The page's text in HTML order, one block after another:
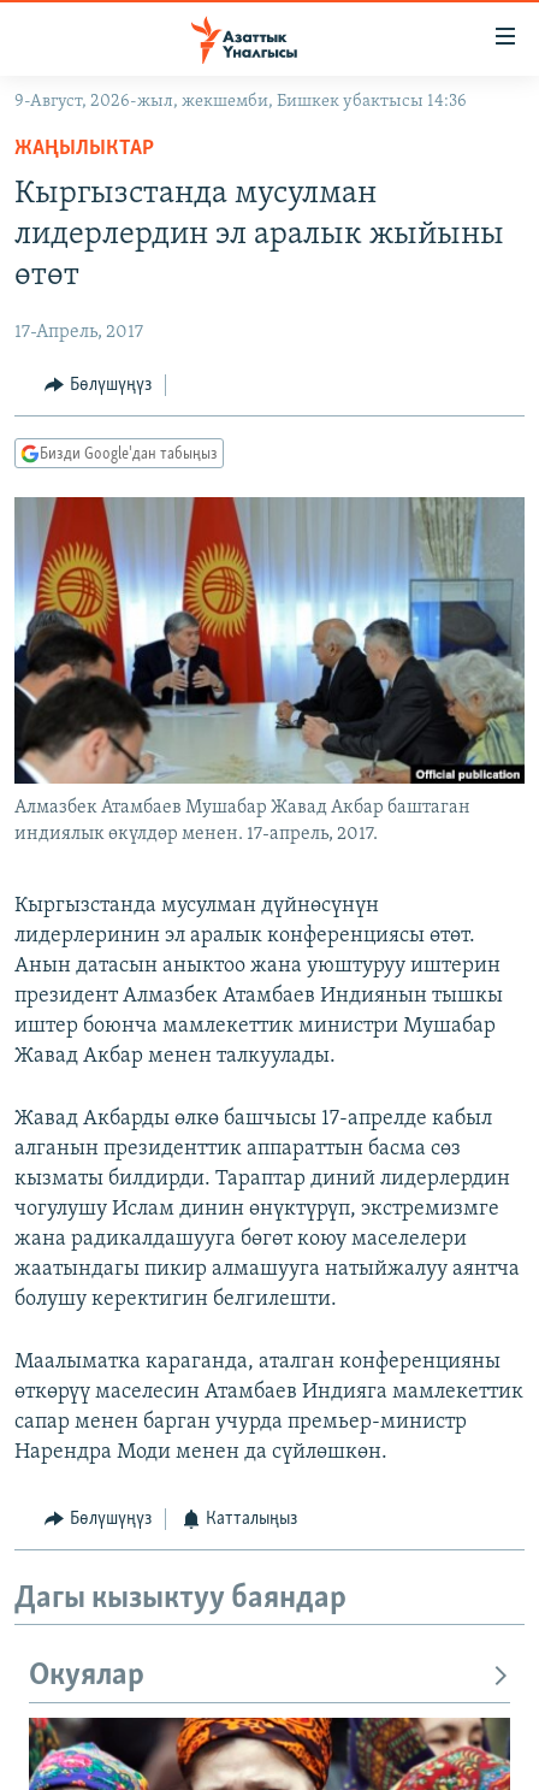
Навигацияга
өтүңүз
Издөөгө
салыңызКЫРГЫЗСТАН
МАДАНИЯТ
ДҮЙНӨ
УКРАИНА
ТВ ПРОГРАММАЛАР
БҮГҮН АЗАТТЫКТА
ДАНИСТЕ
ЭЖЕ-СИҢДИЛЕР
АЗАТТЫК+
ЫҢГАЙСЫЗ СУРООЛОР
ПОДКАСТ
Русский
ОНЛАЙН ШЕРИНЕ
ЭЕ/АРнун бардык сайттары
9-Август, 2026-жыл, жекшемби, Бишкек убактысы 14:36
ЖАҢЫЛЫКТАР
Кыргызстанда мусулман
лидерлердин эл аралык жыйыны
өтөт
17-Апрель, 2017
Бөлүшүңүз
Бизди Google'дан табыңыз
Алмазбек Атамбаев Мушабар Жавад Акбар баштаган
индиялык өкүлдөр менен. 17-апрель, 2017.
Кыргызстанда мусулман дүйнөсүнүн
лидерлеринин эл аралык конференциясы өтөт.
Анын датасын аныктоо жана уюштуруу иштерин
президент Алмазбек Атамбаев Индиянын тышкы
иштер боюнча мамлекеттик министри Мушабар
Жавад Акбар менен талкуулады.
Жавад Акбарды өлкө башчысы 17-апрелде кабыл
алганын президенттик аппараттын басма сөз
кызматы билдирди. Тараптар диний лидерлердин
чогулушу Ислам динин өнүктүрүп, экстремизмге
жана радикалдашууга бөгөт коюу маселелери
жаатындагы пикир алмашууга натыйжалуу аянтча
болушу керектигин белгилешти.
Маалыматка караганда, аталган конференцияны
өткөрүү маселесин Атамбаев Индияга мамлекеттик
сапар менен барган учурда премьер-министр
Нарендра Моди менен да сүйлөшкөн.
Бөлүшүңүз Катталыңыз
Дагы кызыктуу баяндар
Окуялар